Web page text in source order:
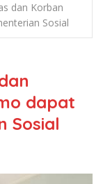
dan Korban
Sosial
dapat
Sosial